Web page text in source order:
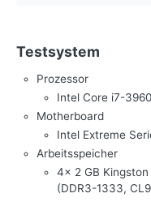
Testsystem
Prozessor
Intel Core i7-
Motherboard
Intel Extreme
Arbeitsspeicher
4x 2 GB
(DDR3-1333,